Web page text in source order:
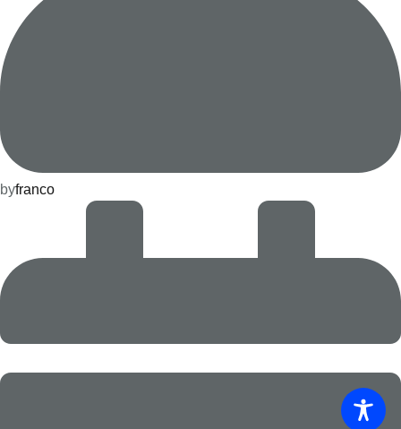
byfranco